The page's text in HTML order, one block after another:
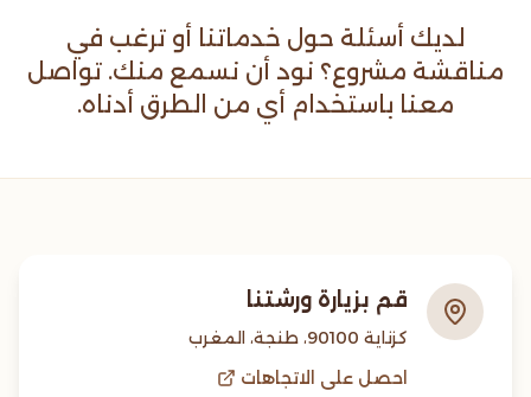
لديك أسئلة حول خدماتنا أو ترغب في
مناقشة مشروع؟ نود أن نسمع منك. تواصل
معنا باستخدام أي من الطرق أدناه.
قم بزيارة ورشتنا
كزناية 90100، طنجة، المغرب
احصل على الاتجاهات